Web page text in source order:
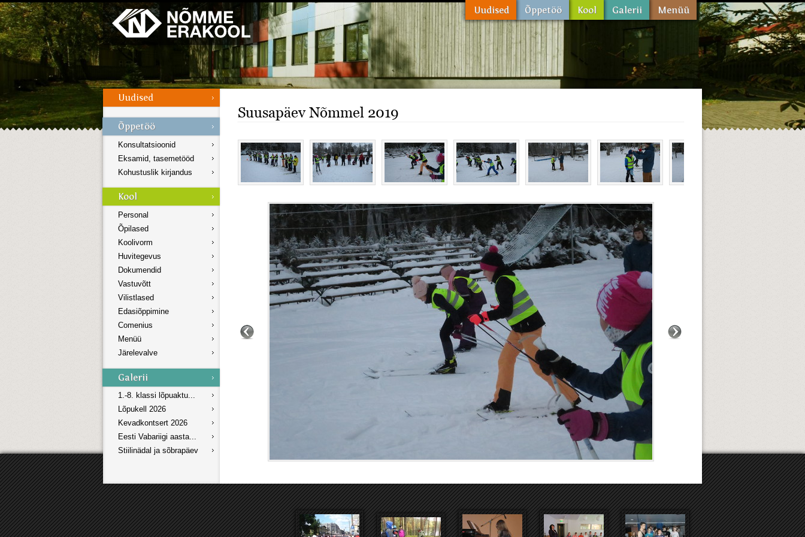
Menüü
Galerii
Konsultatsioonid
Eksamid, tasemetööd
Kohustuslik kirjandus
Personal
Õpilased
Koolivorm
Huvitegevus
Dokumendid
Vastuvõtt
Vilistlased
Edasiõppimine
Comenius
Menüü
Järelevalve
1.-8. klassi lõpuaktu...
Lõpukell 2026
Kevadkontsert 2026
Eesti Vabariigi aasta...
Stiilinädal ja sõbrapäev
Suusapäev Nõmmel 2019